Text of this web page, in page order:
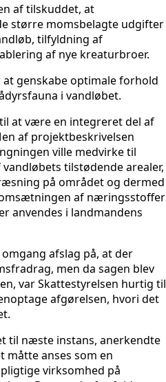
af tilskuddet, at
større momsbelagte udgifter
tilfyldning af
af nye kreaturbroer.
genskabe optimale forhold
i vandløbet.
at være en integreret del af
af projektbeskrivelsen
ville medvirke til
tilstødende arealer,
på området og dermed
af næringsstoffer
anvendes i landmandens
afslag på, at der
men da sagen blev
var Skattestyrelsen hurtig til
afgørelsen, hvori det
til næste instans, anerkendte
måtte anses som en
virksomhed på